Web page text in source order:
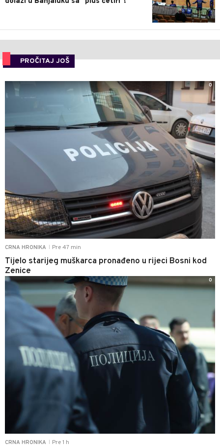
PROČITAJ JOŠ
CRNA HRONIKA Pre 47 min
Tijelo starijeg muškarca pronađeno u rijeci Bosni kod
Zenice
0
CRNA HRONIKA Pre 1 h
0